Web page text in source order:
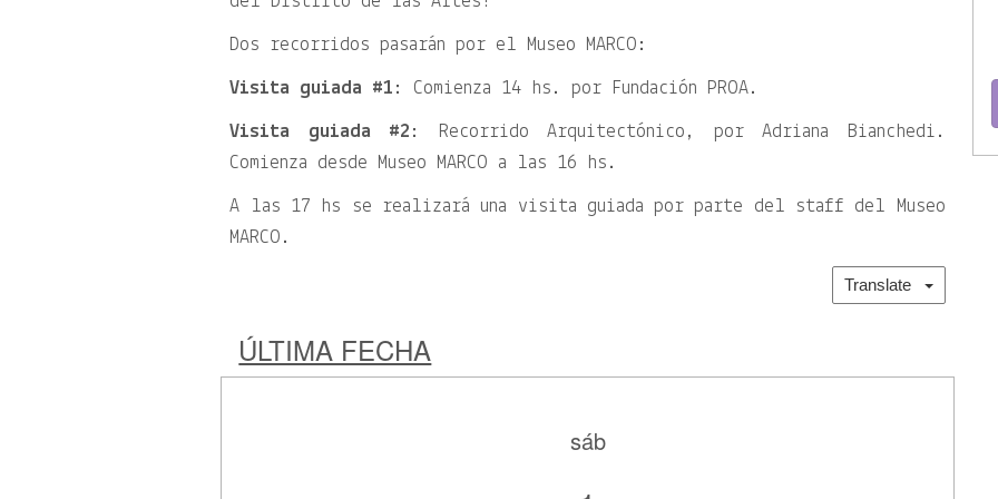
Dos recorridos pasarán por el Museo MARCO:
Visita guiada #1 : Comienza 14 hs. por Fundación PROA.
Visita guiada #2 : Recorrido Arquitectónico, por Adriana Bianchedi.
Comienza desde Museo MARCO a las 16 hs.
A las 17 hs se realizará una visita guiada por parte del staff del Museo
MARCO.
Translate
ÚLTIMA FECHA
sáb